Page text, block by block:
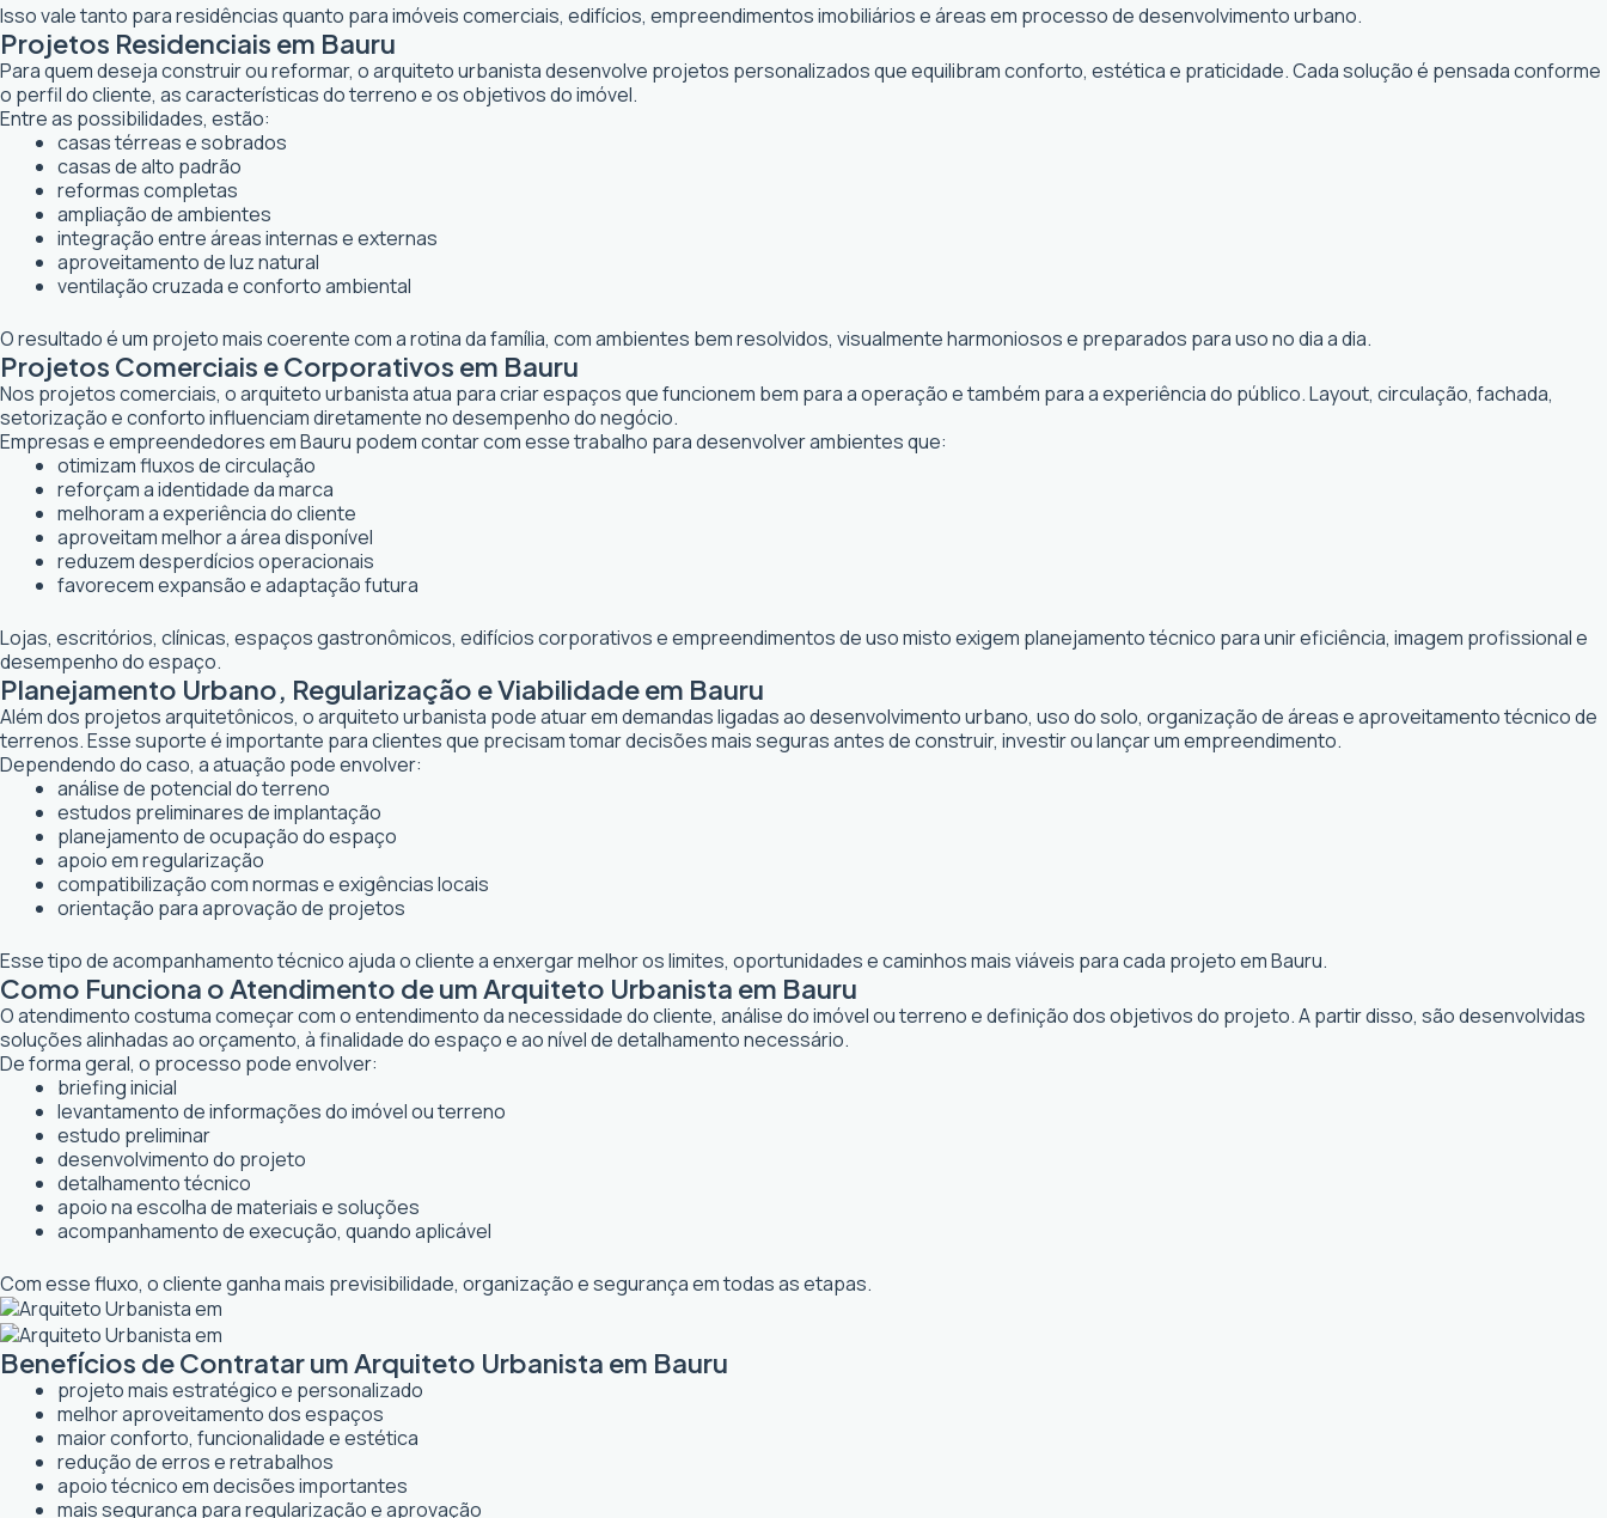
Isso vale tanto para residências quanto para imóveis comerciais, edifícios, empreendimentos imobiliários e áreas em processo de desenvolvimento urbano.
Projetos Residenciais em Bauru
Para quem deseja construir ou reformar, o arquiteto urbanista desenvolve projetos personalizados que equilibram conforto, estética e praticidade. Cada solução é pensada conforme
o perfil do cliente, as características do terreno e os objetivos do imóvel.
Entre as possibilidades, estão:
casas térreas e sobrados
casas de alto padrão
reformas completas
ampliação de ambientes
integração entre áreas internas e externas
aproveitamento de luz natural
ventilação cruzada e conforto ambiental
O resultado é um projeto mais coerente com a rotina da família, com ambientes bem resolvidos, visualmente harmoniosos e preparados para uso no dia a dia.
Projetos Comerciais e Corporativos em Bauru
Nos projetos comerciais, o arquiteto urbanista atua para criar espaços que funcionem bem para a operação e também para a experiência do público. Layout, circulação, fachada,
setorização e conforto influenciam diretamente no desempenho do negócio.
Empresas e empreendedores em Bauru podem contar com esse trabalho para desenvolver ambientes que:
otimizam fluxos de circulação
reforçam a identidade da marca
melhoram a experiência do cliente
aproveitam melhor a área disponível
reduzem desperdícios operacionais
favorecem expansão e adaptação futura
Lojas, escritórios, clínicas, espaços gastronômicos, edifícios corporativos e empreendimentos de uso misto exigem planejamento técnico para unir eficiência, imagem profissional e
desempenho do espaço.
Planejamento Urbano, Regularização e Viabilidade em Bauru
Além dos projetos arquitetônicos, o arquiteto urbanista pode atuar em demandas ligadas ao desenvolvimento urbano, uso do solo, organização de áreas e aproveitamento técnico de
terrenos. Esse suporte é importante para clientes que precisam tomar decisões mais seguras antes de construir, investir ou lançar um empreendimento.
Dependendo do caso, a atuação pode envolver:
análise de potencial do terreno
estudos preliminares de implantação
planejamento de ocupação do espaço
apoio em regularização
compatibilização com normas e exigências locais
orientação para aprovação de projetos
Esse tipo de acompanhamento técnico ajuda o cliente a enxergar melhor os limites, oportunidades e caminhos mais viáveis para cada projeto em Bauru.
Como Funciona o Atendimento de um Arquiteto Urbanista em Bauru
O atendimento costuma começar com o entendimento da necessidade do cliente, análise do imóvel ou terreno e definição dos objetivos do projeto. A partir disso, são desenvolvidas
soluções alinhadas ao orçamento, à finalidade do espaço e ao nível de detalhamento necessário.
De forma geral, o processo pode envolver:
briefing inicial
levantamento de informações do imóvel ou terreno
estudo preliminar
desenvolvimento do projeto
detalhamento técnico
apoio na escolha de materiais e soluções
acompanhamento de execução, quando aplicável
Com esse fluxo, o cliente ganha mais previsibilidade, organização e segurança em todas as etapas.
Benefícios de Contratar um Arquiteto Urbanista em Bauru
projeto mais estratégico e personalizado
melhor aproveitamento dos espaços
maior conforto, funcionalidade e estética
redução de erros e retrabalhos
apoio técnico em decisões importantes
mais segurança para regularização e aprovação